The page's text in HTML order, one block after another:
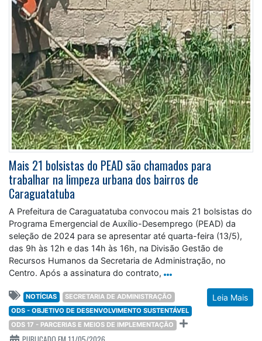
Mais 21 bolsistas do PEAD são chamados para
trabalhar na limpeza urbana dos bairros de
Caraguatatuba
A Prefeitura de Caraguatatuba convocou mais 21 bolsistas do
Programa Emergencial de Auxílio-Desemprego (PEAD) da
seleção de 2024 para se apresentar até quarta-feira (13/5),
das 9h às 12h e das 14h às 16h, na Divisão Gestão de
Recursos Humanos da Secretaria de Administração, no
Centro. Após a assinatura do contrato,
Leia Mais
NOTÍCIAS
SECRETARIA DE ADMINISTRAÇÃO
ODS - OBJETIVO DE DESENVOLVIMENTO SUSTENTÁVEL
ODS 17 - PARCERIAS E MEIOS DE IMPLEMENTAÇÃO